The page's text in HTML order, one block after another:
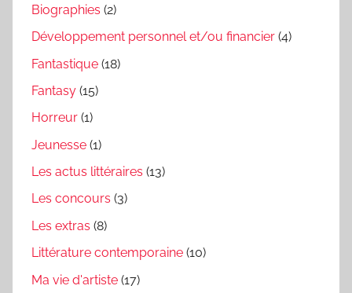
Biographies (2)
Développement personnel et/ou financier (4)
Fantastique (18)
Fantasy (15)
Horreur (1)
Jeunesse (1)
Les actus littéraires (13)
Les concours (3)
Les extras (8)
Littérature contemporaine (10)
Ma vie d'artiste (17)